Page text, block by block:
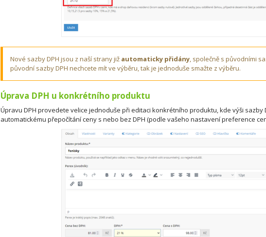
Nové sazby DPH jsou z naší strany již automaticky přidány, společně s původními
původní sazby DPH nechcete mít ve výběru, tak je jednoduše smažte z výběru.
Úprava DPH u konkrétního produktu
Úpravu DPH provedete velice jednoduše při editaci konkrétního produktu, kde výši sazby
automatickému přepočítání ceny s nebo bez DPH (podle vašeho nastavení preference